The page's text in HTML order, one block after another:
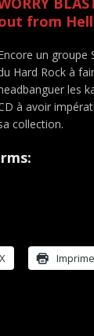
from Hell
un groupe
Hard Rock à
les
à avoir
collection.
X